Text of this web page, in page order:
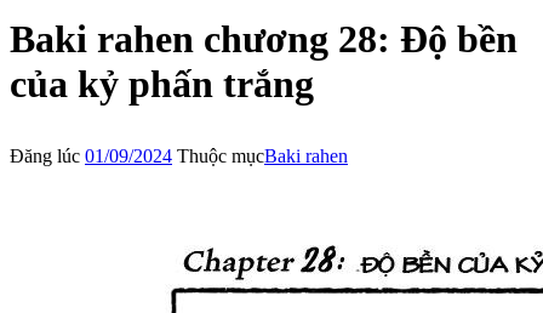
Baki rahen chương 28: Độ bền
của kỷ phấn trắng
Đăng lúc 01/09/2024 Thuộc mụcBaki rahen